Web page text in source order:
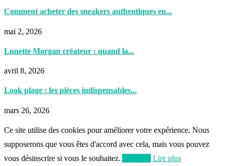
Comment acheter des sneakers authentiques en...
mai 2, 2026
Lunette Morgan créateur : quand la...
avril 8, 2026
Look plage : les pièces indispensables...
mars 26, 2026
Ce site utilise des cookies pour améliorer votre expérience. Nous
supposerons que vous êtes d'accord avec cela, mais vous pouvez
vous désinscrire si vous le souhaitez.
Lire plus